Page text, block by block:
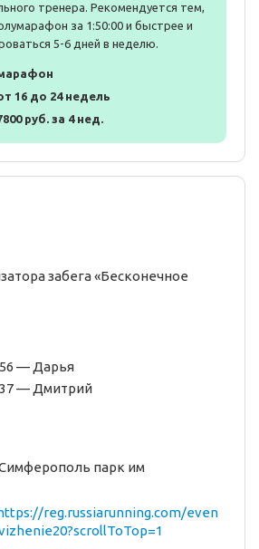
тренера. Рекомендуется тем,
за 1:50:00 и быстрее и
5-6 дней в неделю.
16 до 24 недель
руб. за 4 нед.
забега «Бесконечное
— Дарья
37 — Дмитрий
парк им
reg.russiarunning.com/even